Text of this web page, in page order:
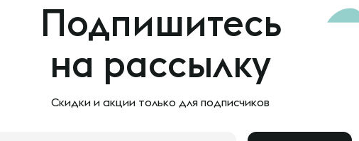
Подпишитесь
на рассылку
Скидки и акции только для подписчиков